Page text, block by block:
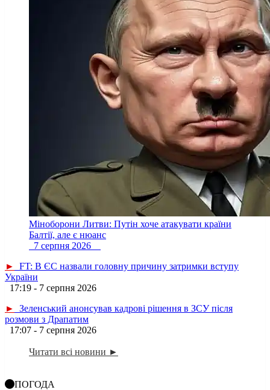
Міноборони Литви: Путін хоче атакувати країни
Балтії, але є нюанс
7 серпня 2026
►
FT: В ЄС назвали головну причину затримки вступу
України
17:19 - 7 серпня 2026
►
Зеленський анонсував кадрові рішення в ЗСУ після
розмови з Драпатим
17:07 - 7 серпня 2026
Читати всі новини ►
ПОГОДА